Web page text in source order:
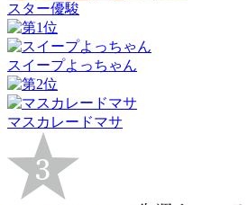
スター優駿
スイープよっちゃん
マスカレードマサ